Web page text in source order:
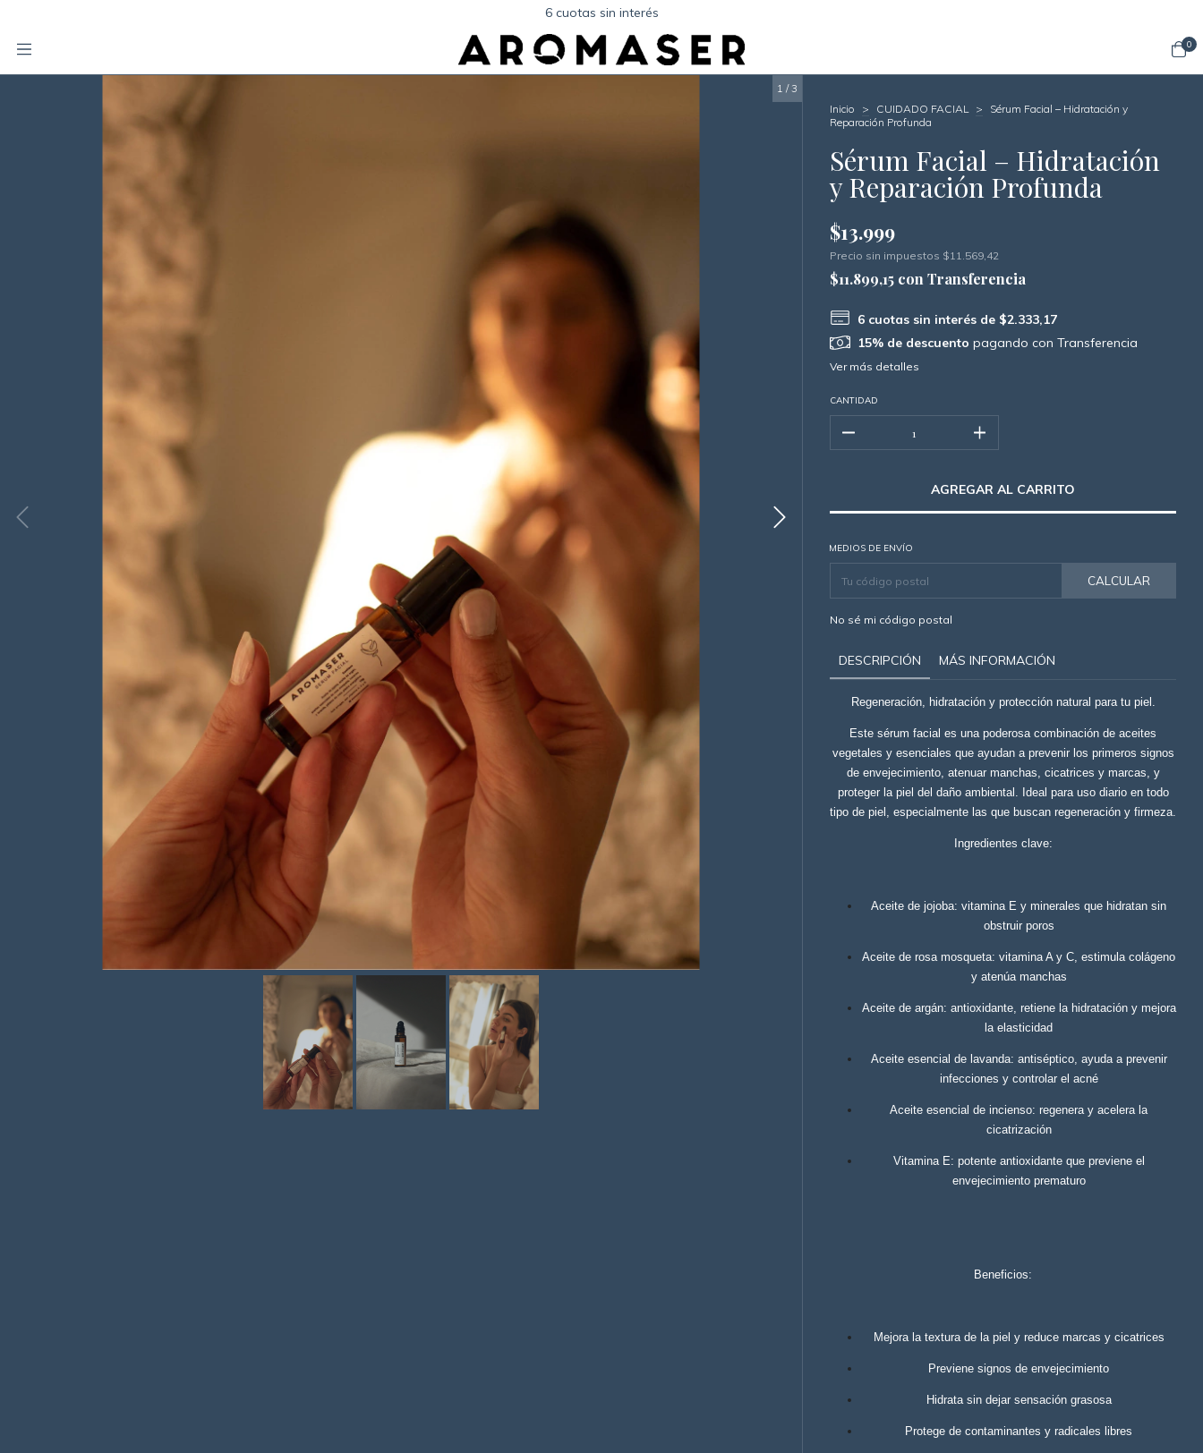
6 cuotas sin interés
0
1 /3
Inicio
> CUIDADO FACIAL >
Sérum Facial – Hidratación y
Reparación Profunda
Sérum Facial – Hidratación
y Reparación Profunda
$13.999
Precio sin impuestos $11.569,42
$11.899,15 con Transferencia
6 cuotas sin interés de $2.333,17
15% de descuento pagando con Transferencia
Ver más detalles
CANTIDAD
MEDIOS DE ENVÍO
CALCULAR
No sé mi código postal
DESCRIPCIÓN MÁS INFORMACIÓN
Regeneración, hidratación y protección natural para tu piel.
Este sérum facial es una poderosa combinación de aceites
vegetales y esenciales que ayudan a prevenir los primeros signos
de envejecimiento, atenuar manchas, cicatrices y marcas, y
proteger la piel del daño ambiental. Ideal para uso diario en todo
tipo de piel, especialmente las que buscan regeneración y firmeza.
Ingredientes clave:
Aceite de jojoba: vitamina E y minerales que hidratan sin
obstruir poros
Aceite de rosa mosqueta: vitamina A y C, estimula colágeno
y atenúa manchas
Aceite de argán: antioxidante, retiene la hidratación y mejora
la elasticidad
Aceite esencial de lavanda: antiséptico, ayuda a prevenir
infecciones y controlar el acné
Aceite esencial de incienso: regenera y acelera la
cicatrización
Vitamina E: potente antioxidante que previene el
envejecimiento prematuro
Beneficios:
Mejora la textura de la piel y reduce marcas y cicatrices
Previene signos de envejecimiento
Hidrata sin dejar sensación grasosa
Protege de contaminantes y radicales libres